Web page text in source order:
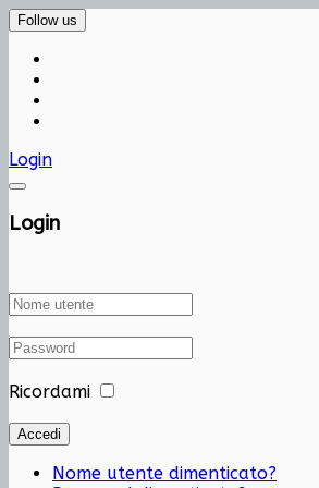
Follow us
Login
Login
Ricordami
Accedi
Nome utente dimenticato?